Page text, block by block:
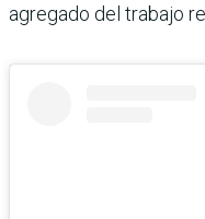
agregado del trabajo